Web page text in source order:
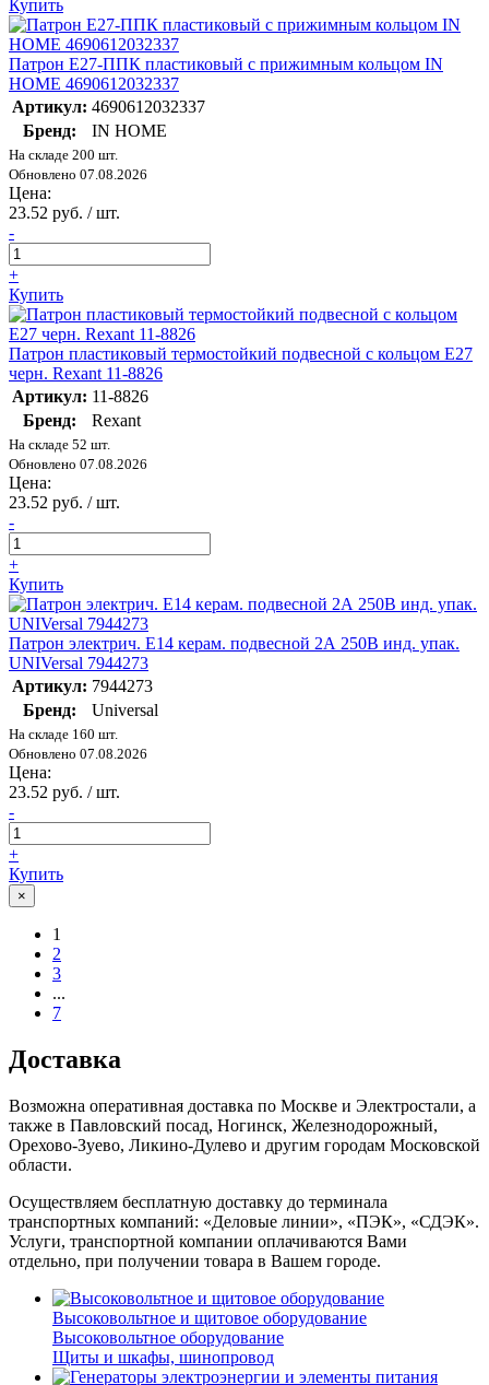
Купить
Патрон E27-ППК пластиковый с прижимным кольцом IN
HOME 4690612032337
Артикул: 4690612032337
Бренд:
IN HOME
На складе 200 шт.
Обновлено 07.08.2026
Цена:
23.52 руб. / шт.
-
+
Купить
Патрон пластиковый термостойкий подвесной с кольцом E27
черн. Rexant 11-8826
Артикул: 11-8826
Бренд:
Rexant
На складе 52 шт.
Обновлено 07.08.2026
Цена:
23.52 руб. / шт.
-
+
Купить
Патрон электрич. E14 керам. подвесной 2А 250В инд. упак.
UNIVersal 7944273
Артикул: 7944273
Бренд:
Universal
На складе 160 шт.
Обновлено 07.08.2026
Цена:
23.52 руб. / шт.
-
+
Купить
×
1
2
3
...
7
Доставка
Возможна оперативная доставка по Москве и Электростали, а
также в Павловский посад, Ногинск, Железнодорожный,
Орехово-Зуево, Ликино-Дулево и другим городам Московской
области.
Осуществляем бесплатную доставку до терминала
транспортных компаний: «Деловые линии», «ПЭК», «СДЭК».
Услуги, транспортной компании оплачиваются Вами
отдельно, при получении товара в Вашем городе.
Высоковольтное и щитовое оборудование
Высоковольтное оборудование
Щиты и шкафы, шинопровод